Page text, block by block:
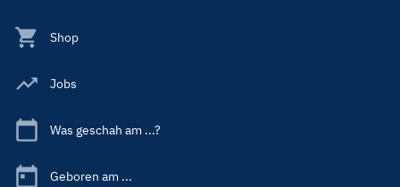
Shop
Jobs
Was geschah am ...?
Geboren am ...